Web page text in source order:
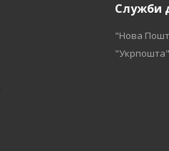
Служби
"Нова
"Укрпошта"